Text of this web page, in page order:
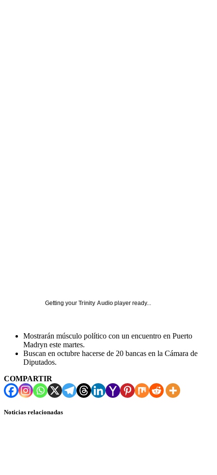
Getting your Trinity Audio player ready...
Mostrarán músculo político con un encuentro en Puerto
Madryn este martes.
Buscan en octubre hacerse de 20 bancas en la Cámara de
Diputados.
COMPARTIR
Noticias relacionadas